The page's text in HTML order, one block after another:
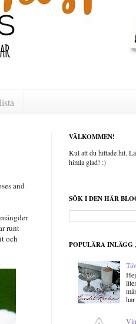
and
runt
och
VÄLKOMMEN!
Kul att du hittade hit.
himla glad! :)
SÖK I DEN HÄR
POPULÄRA INLÄGG